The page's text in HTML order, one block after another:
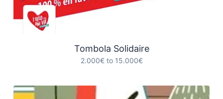
Tombola Solidaire
2.000€ to 15.000€